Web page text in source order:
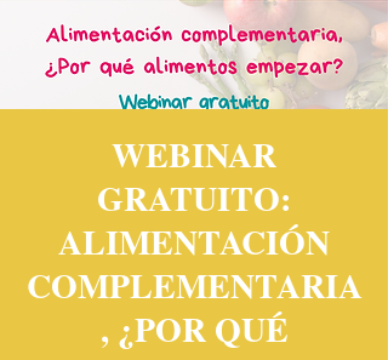
WEBINAR
GRATUITO:
ALIMENTACIÓN
COMPLEMENTARIA
, ¿POR QUÉ